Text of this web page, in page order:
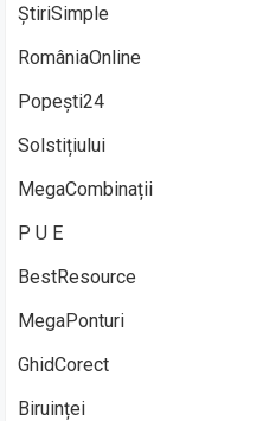
ȘtiriSimple
RomâniaOnline
Popești24
Solstițiului
MegaCombinații
P U E
BestResource
MegaPonturi
GhidCorect
Biruinței